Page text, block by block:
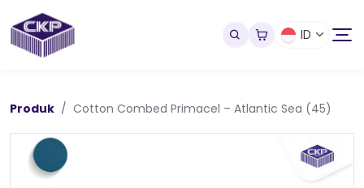
ID
Produk Cotton Combed Primacel – Atlantic Sea (45)